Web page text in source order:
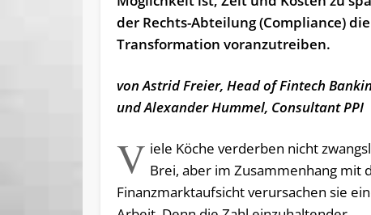
der Rechts-Abteilung (Compliance)
Transformation voranzutreiben.
von Astrid Freier, Head of Fintech
und Alexander Hummel, Consultant PPI
V iele Köche verderben nicht
Brei, aber im Zusammenhang mit
Finanzmarktaufsicht verursachen sie